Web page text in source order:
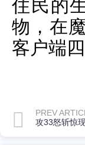
住民的
物，在
客户端
PREV
攻33怒斩惊